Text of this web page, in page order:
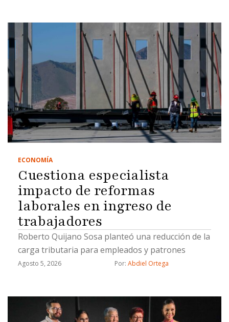
ECONOMÍA
Cuestiona especialista
impacto de reformas
laborales en ingreso de
trabajadores
Roberto Quijano Sosa planteó una reducción de la
carga tributaria para empleados y patrones
Agosto 5, 2026 Por: Abdiel Ortega